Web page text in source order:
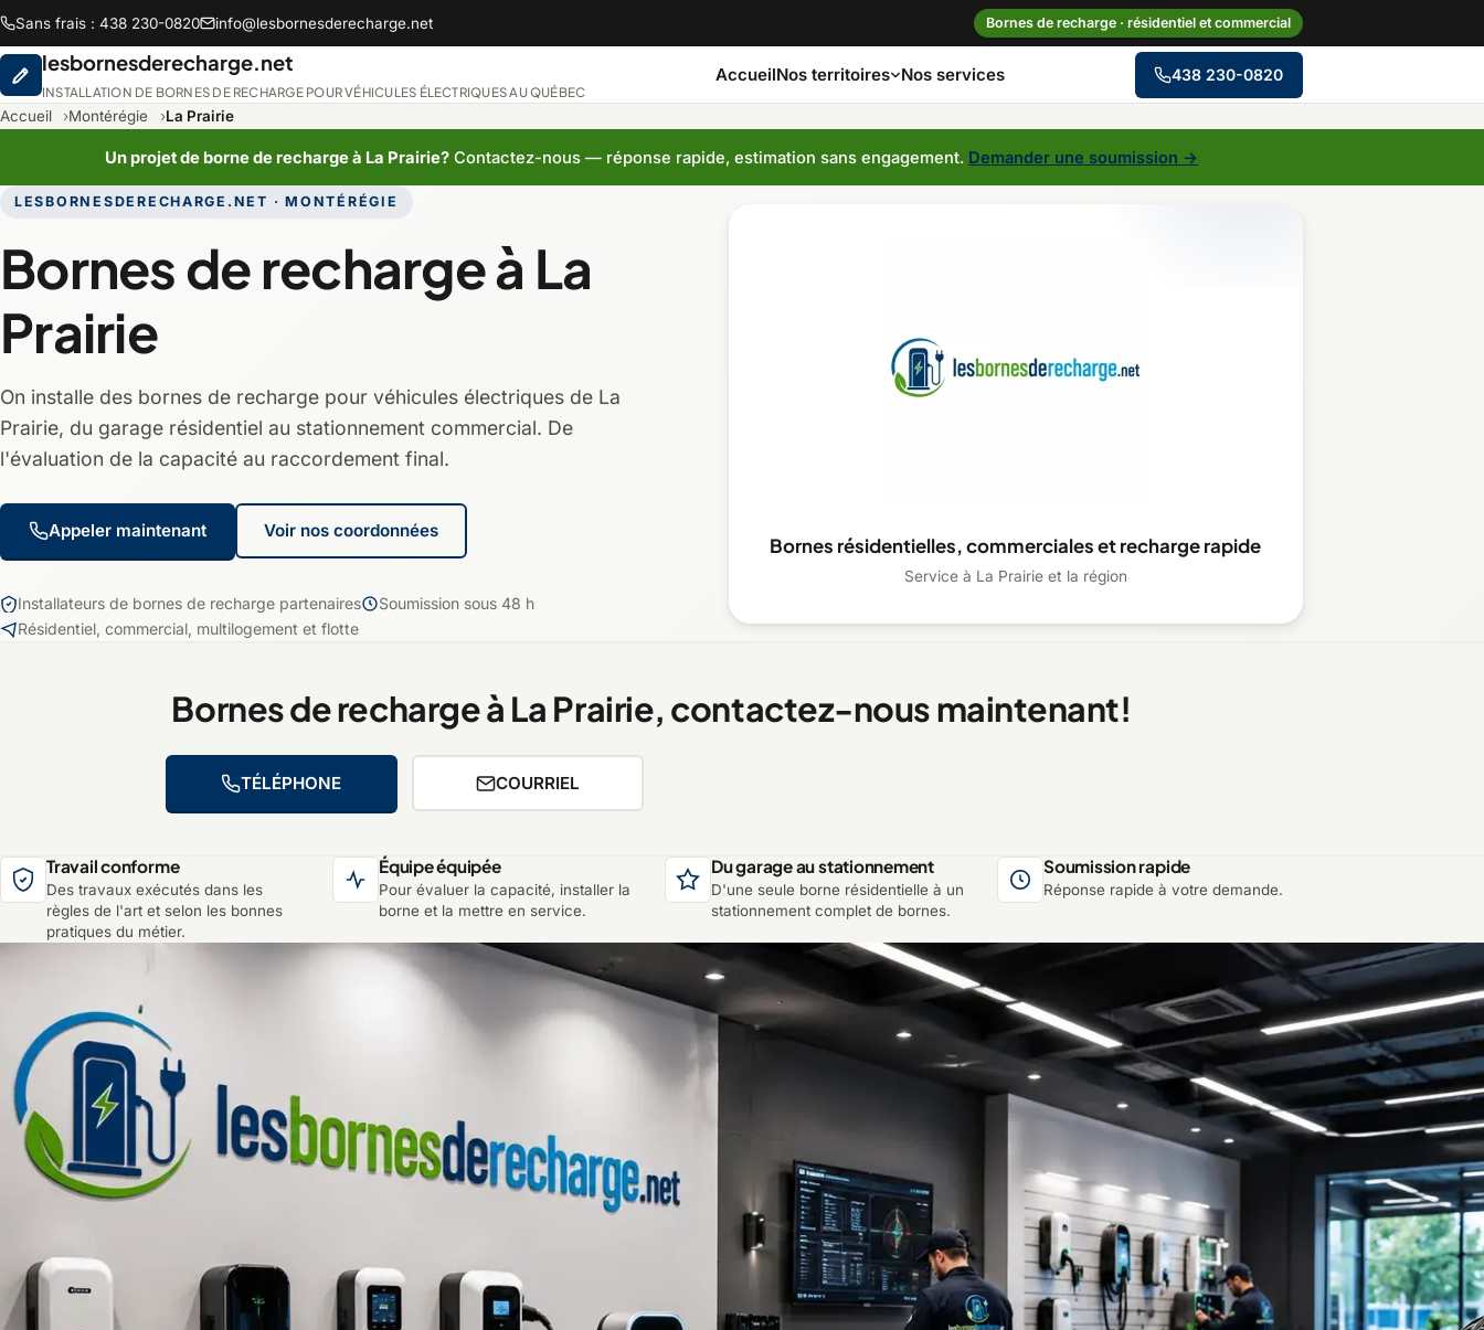
Sans frais : 438 230-0820 info@lesbornesderecharge.net Bornes de recharge · résidentiel et commercial
lesbornesderecharge.net
INSTALLATION DE BORNES DE RECHARGE POUR VÉHICULES ÉLECTRIQUES AU QUÉBEC
AccueilNos territoires
Chaudière-Appalaches
Laval Mauricie
Montréal
Nos services 438 230-0820
Accueil Montérégie La Prairie
Un projet de borne de recharge à La Prairie? Contactez-nous — réponse rapide, estimation sans engagement. Demander une soumission →
LESBORNESDERECHARGE.NET · MONTÉRÉGIE
Bornes de recharge à La
Prairie
On installe des bornes de recharge pour véhicules électriques de La
Prairie, du garage résidentiel au stationnement commercial. De
l'évaluation de la capacité au raccordement final.
Appeler maintenant Voir nos coordonnées
Installateurs de bornes de recharge partenaires
Soumission sous 48 h
Résidentiel, commercial, multilogement et flotte
Bornes résidentielles, commerciales et recharge rapide
Service à La Prairie et la région
Bornes de recharge à La Prairie, contactez-nous maintenant!
TÉLÉPHONE COURRIEL
Travail conforme
Des travaux exécutés dans les
règles de l'art et selon les bonnes
pratiques du métier.
Équipe équipée
Pour évaluer la capacité, installer la
borne et la mettre en service.
Du garage au stationnement
D'une seule borne résidentielle à un
stationnement complet de bornes.
Soumission rapide
Réponse rapide à votre demande.